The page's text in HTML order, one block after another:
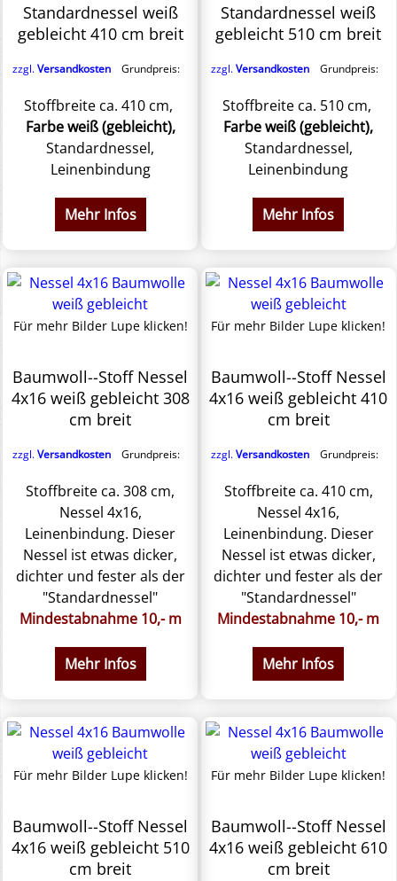
Standardnessel weiß
gebleicht 410 cm breit
zzgl.Versandkosten Grundpreis:
Stoffbreite ca. 410 cm,
Farbe weiß (gebleicht),
Standardnessel,
Leinenbindung
Mehr Infos
Standardnessel weiß
gebleicht 510 cm breit
zzgl.Versandkosten Grundpreis:
Stoffbreite ca. 510 cm,
Farbe weiß (gebleicht),
Standardnessel,
Leinenbindung
Mehr Infos
Für mehr Bilder Lupe klicken!
Baumwoll--Stoff Nessel
4x16 weiß gebleicht 308
cm breit
zzgl.Versandkosten Grundpreis:
Stoffbreite ca. 308 cm,
Nessel 4x16,
Leinenbindung. Dieser
Nessel ist etwas dicker,
dichter und fester als der
"Standardnessel"
Mindestabnahme 10,- m
Mehr Infos
Für mehr Bilder Lupe klicken!
Baumwoll--Stoff Nessel
4x16 weiß gebleicht 410
cm breit
zzgl.Versandkosten Grundpreis:
Stoffbreite ca. 410 cm,
Nessel 4x16,
Leinenbindung. Dieser
Nessel ist etwas dicker,
dichter und fester als der
"Standardnessel"
Mindestabnahme 10,- m
Mehr Infos
Für mehr Bilder Lupe klicken!
Baumwoll--Stoff Nessel
4x16 weiß gebleicht 510
cm breit
Für mehr Bilder Lupe klicken!
Baumwoll--Stoff Nessel
4x16 weiß gebleicht 610
cm breit